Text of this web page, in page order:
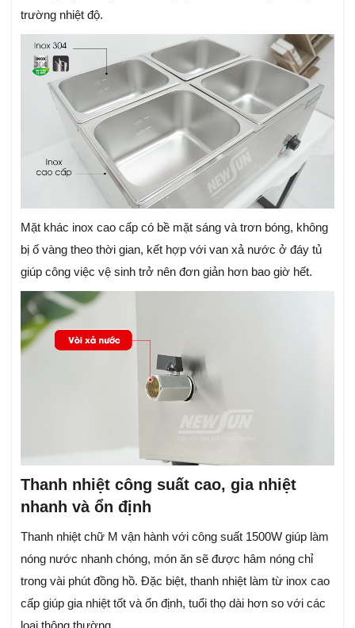
trường nhiệt độ.
Mặt khác inox cao cấp có bề mặt sáng và trơn bóng, không
bị ố vàng theo thời gian, kết hợp với van xả nước ở đáy tủ
giúp công việc vệ sinh trở nên đơn giản hơn bao giờ hết.
Thanh nhiệt công suất cao, gia nhiệt
nhanh và ổn định
Thanh nhiệt chữ M vận hành với công suất 1500W giúp làm
nóng nước nhanh chóng, món ăn sẽ được hâm nóng chỉ
trong vài phút đồng hồ. Đặc biệt, thanh nhiệt làm từ inox cao
cấp giúp gia nhiệt tốt và ổn định, tuổi thọ dài hơn so với các
loại thông thường.